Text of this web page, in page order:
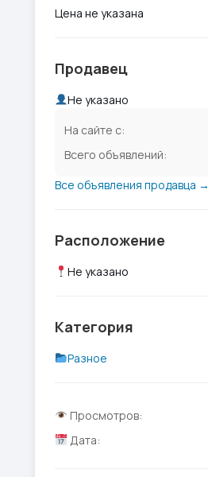
Цена не указана
Продавец
Не указано
На сайте с:
Всего объявлений:
Все объявления продавца →
Расположение
Не указано
Категория
Разное
Просмотров:
Дата: